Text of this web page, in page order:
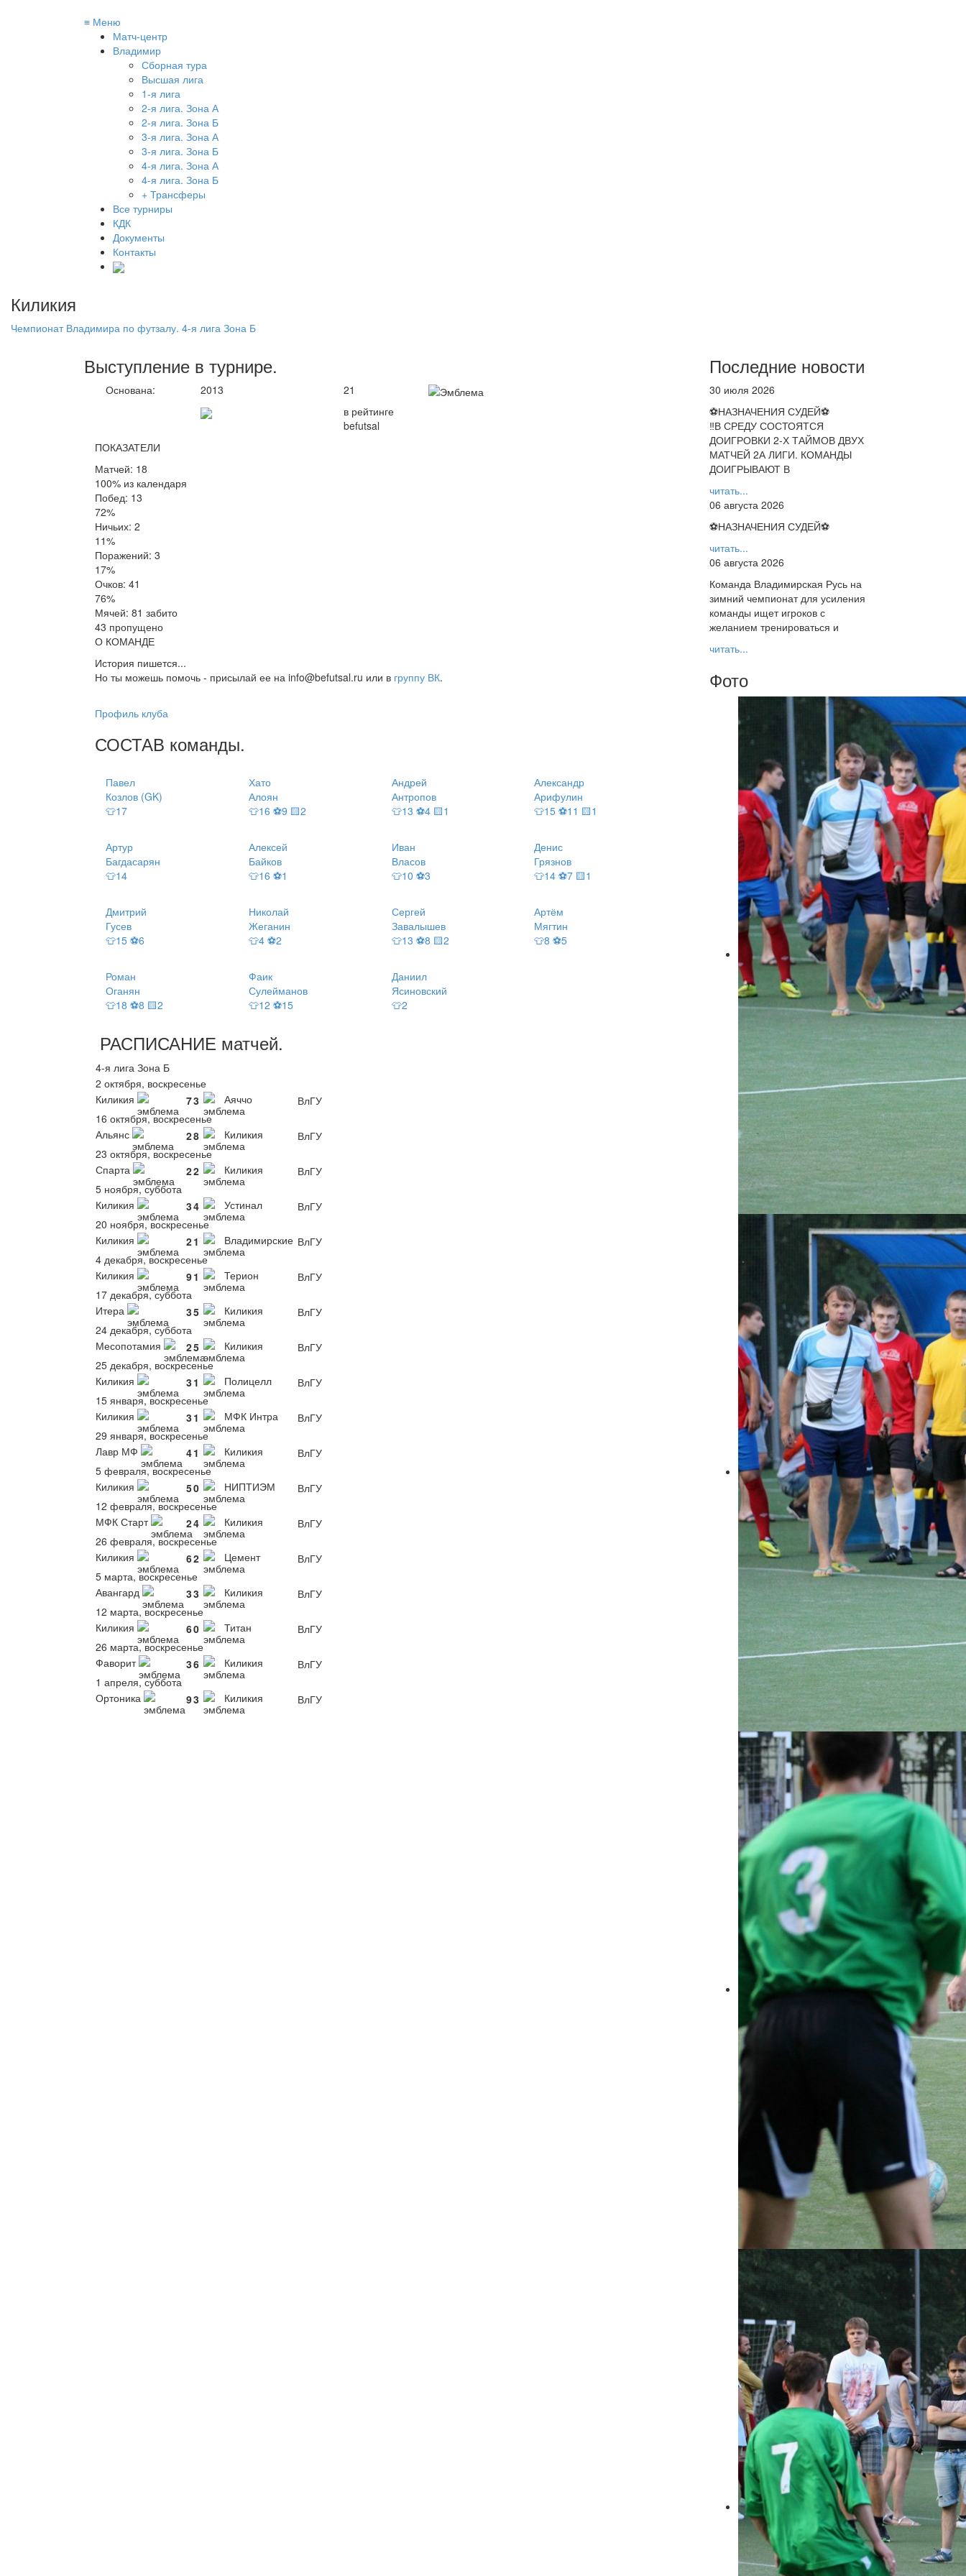
≡ Меню
Матч-центр
Владимир
Сборная тура
Высшая лига
1-я лига
2-я лига. Зона А
2-я лига. Зона Б
3-я лига. Зона А
3-я лига. Зона Б
4-я лига. Зона А
4-я лига. Зона Б
+ Трансферы
Все турниры
КДК
Документы
Контакты
Киликия
Чемпионат Владимира по футзалу. 4-я лига Зона Б
Выступление в турнире.
Основана: 2013
21
в рейтинге
befutsal
ПОКАЗАТЕЛИ
Матчей: 18
100% из календаря
Побед: 13
72%
Ничьих: 2
11%
Поражений: 3
17%
Очков: 41
76%
Мячей: 81 забито
43 пропущено
О КОМАНДЕ
История пишется...
Но ты можешь помочь - присылай ее на info@befutsal.ru или в группу ВК.
Профиль клуба
СОСТАВ команды.
Павел
Козлов (GK)
👕17
Хато
Алоян
👕16 ⚽9 🟨2
Андрей
Антропов
👕13 ⚽4 🟨1
Александр
Арифулин
👕15 ⚽11 🟨1
Артур
Багдасарян
👕14
Алексей
Байков
👕16 ⚽1
Иван
Власов
👕10 ⚽3
Денис
Грязнов
👕14 ⚽7 🟨1
Дмитрий
Гусев
👕15 ⚽6
Николай
Жеганин
👕4 ⚽2
Сергей
Завалышев
👕13 ⚽8 🟨2
Артём
Мягтин
👕8 ⚽5
Роман
Оганян
👕18 ⚽8 🟨2
Фаик
Сулейманов
👕12 ⚽15
Даниил
Ясиновский
👕2
РАСПИСАНИЕ матчей.
4-я лига Зона Б
2 октября, воскресенье
Киликия
73 Аяччо
ВлГУ
16 октября, воскресенье
Альянс
28 Киликия
ВлГУ
23 октября, воскресенье
Спарта
22 Киликия
ВлГУ
5 ноября, суббота
Киликия
34 Устинал
ВлГУ
20 ноября, воскресенье
Киликия
21 Владимирские ВлГУ
4 декабря, воскресенье
Киликия
91 Терион
ВлГУ
17 декабря, суббота
Итера
35 Киликия
ВлГУ
24 декабря, суббота
Месопотамия
25 Киликия
ВлГУ
25 декабря, воскресенье
Киликия
31 Полицелл
ВлГУ
15 января, воскресенье
Киликия
31 МФК Интра
ВлГУ
29 января, воскресенье
Лавр МФ
41 Киликия
ВлГУ
5 февраля, воскресенье
Киликия
50 НИПТИЭМ
ВлГУ
12 февраля, воскресенье
МФК Старт
24 Киликия
ВлГУ
26 февраля, воскресенье
Киликия
62 Цемент
ВлГУ
5 марта, воскресенье
Авангард
33 Киликия
ВлГУ
12 марта, воскресенье
Киликия
60 Титан
ВлГУ
26 марта, воскресенье
Фаворит
36 Киликия
ВлГУ
1 апреля, суббота
Ортоника
93 Киликия ВлГУ
Последние новости
30 июля 2026
⚽НАЗНАЧЕНИЯ СУДЕЙ⚽
‼В СРЕДУ СОСТОЯТСЯ
ДОИГРОВКИ 2-Х ТАЙМОВ ДВУХ
МАТЧЕЙ 2А ЛИГИ. КОМАНДЫ
ДОИГРЫВАЮТ В
читать...
06 августа 2026
⚽НАЗНАЧЕНИЯ СУДЕЙ⚽
читать...
06 августа 2026
Команда Владимирская Русь на
зимний чемпионат для усиления
команды ищет игроков с
желанием тренироваться и
читать...
Фото